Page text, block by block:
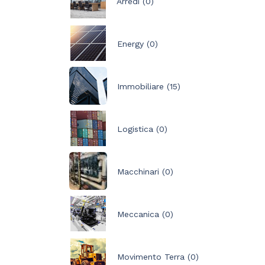
Energy (0)
Immobiliare (15)
Logistica (0)
Macchinari (0)
Meccanica (0)
Movimento Terra (0)